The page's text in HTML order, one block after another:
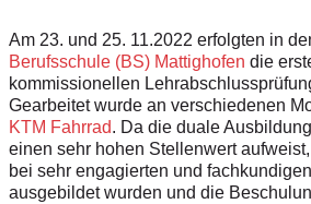
Am 23. und 25. 11.2022 erfolgten in
Berufsschule (BS) Mattighofen die
kommissionellen
Gearbeitet wurde an verschiedenen
KTM Fahrrad. Da die duale
einen sehr hohen Stellenwert
bei sehr engagierten und
ausgebildet wurden und die